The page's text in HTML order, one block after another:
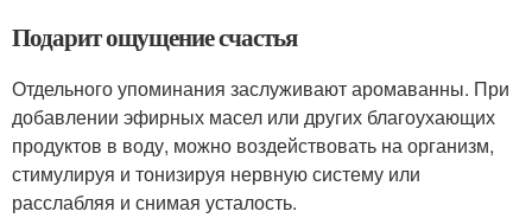
Подарит ощущение счастья
Отдельного упоминания заслуживают аромаванны. При
добавлении эфирных масел или других благоухающих
продуктов в воду, можно воздействовать на организм,
стимулируя и тонизируя нервную систему или
расслабляя и снимая усталость.